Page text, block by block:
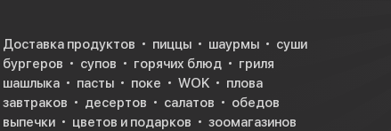
Доставка продуктов пиццы шаурмы
суши
бургеров
супов горячих блюд
гриля
шашлыка
пасты поке WOK
плова
завтраков
десертов салатов
обедов
выпечки
цветов и подарков зоомагазинов